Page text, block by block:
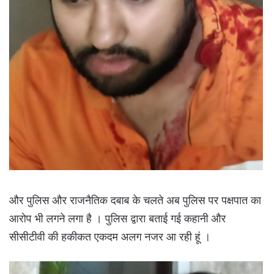
और पुलिस और राजनैतिक दबाब के चलते अब पुलिस पर पक्षपात का
आरोप भी लगने लगा है । पुलिस द्वारा बताई गई कहानी और
सीसीटीवी की हकीकत एकदम अलग नजर आ रही हूं ।